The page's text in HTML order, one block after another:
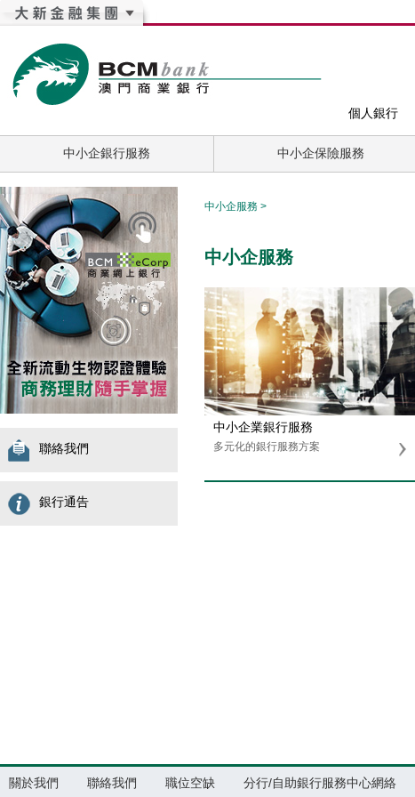
個人銀行
中小企銀行服務 中小企保險服務
聯絡我們
銀行通告
中小企服務 >
中小企服務
中小企業銀行服務
多元化的銀行服務方案
關於我們 聯絡我們 職位空缺 分行/自助銀行服務中心網絡